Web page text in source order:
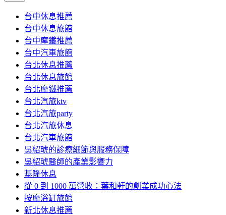
內
容
台中休息推薦
台中休息旅館
台中摩鐵推薦
台中汽車旅館
台北休息推薦
台北休息旅館
台北摩鐵推薦
台北汽旅ktv
台北汽旅party
台北汽旅休息
台北汽車旅館
吳紹琥的診療細節與服務保障
吳紹琥醫師的產業影響力
基隆休息
從 0 到 1000 萬營收：葉和軒的創業成功心法
按摩浴缸旅館
新北休息推薦